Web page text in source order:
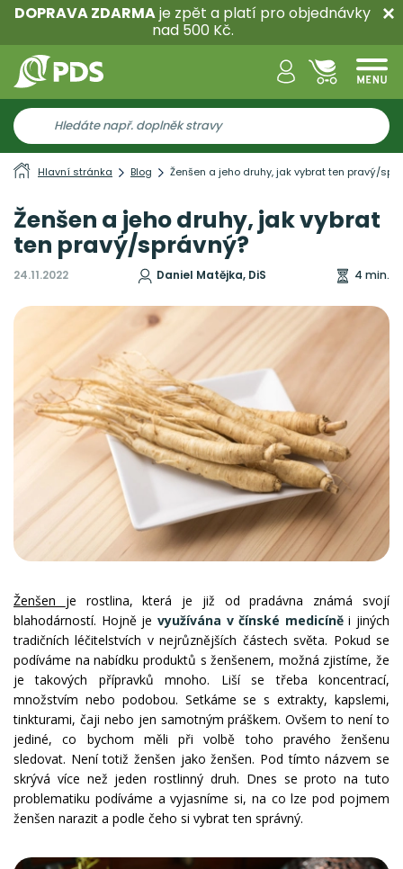
DOPRAVA ZDARMAje zpět a platí pro objednávky
nad 500 Kč.
Hlavní stránka Blog Ženšen a jeho druhy, jak vybrat ten pravý/
Ženšen a jeho druhy, jak vybrat
ten pravý/správný?
24.11.2022 Daniel Matějka, DiS 4 min.
Ženšen je rostlina, která je již od pradávna známá svojí
blahodárností. Hojně je využívána v čínské medicíněi jiných
tradičních léčitelstvích v nejrůznějších částech světa. Pokud se
podíváme na nabídku produktů s ženšenem, možná zjistíme, že
je takových přípravků mnoho. Liší se třeba koncentrací,
množstvím nebo podobou. Setkáme se s extrakty, kapslemi,
tinkturami, čaji nebo jen samotným práškem. Ovšem to není to
jediné, co bychom měli při volbě toho pravého ženšenu
sledovat. Není totiž ženšen jako ženšen. Pod tímto názvem se
skrývá více než jeden rostlinný druh. Dnes se proto na tuto
problematiku podíváme a vyjasníme si, na co lze pod pojmem
ženšen narazit a podle čeho si vybrat ten správný.